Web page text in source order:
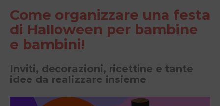
Come organizzare una festa
di Halloween per bambine
e bambini!
Inviti, decorazioni, ricettine e tante
idee da realizzare insieme